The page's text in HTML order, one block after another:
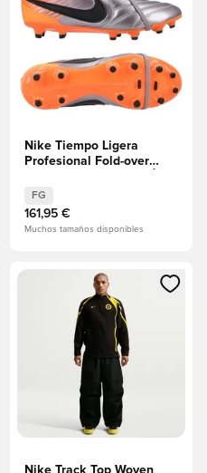
Nike Tiempo Ligera
Profesional Fold-over
LIMITADA
FG
161,95 €
Muchos tamaños disponibles
o registrarse como
Abre un modal para iniciar
Nike Track Top Woven